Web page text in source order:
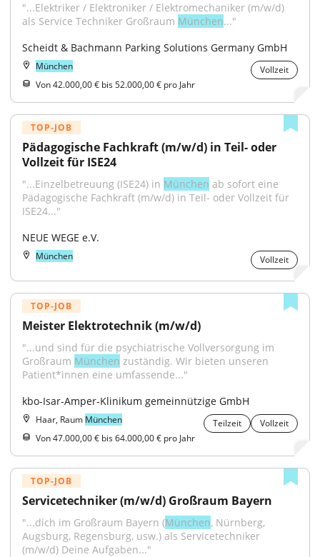
"...Elektriker / Elektroniker / Elektromechaniker (m/w/d)
als Service Techniker Großraum München..."
Scheidt & Bachmann Parking Solutions Germany GmbH
München
Vollzeit
Von 42.000,00 € bis 52.000,00 € pro Jahr
TOP-JOB
Pädagogische Fachkraft (m/w/d) in Teil- oder
Vollzeit für ISE24
"...Einzelbetreuung (ISE24) in München ab sofort eine
Pädagogische Fachkraft (m/w/d) in Teil- oder Vollzeit für
ISE24..."
NEUE WEGE e.V.
München Vollzeit
TOP-JOB
Meister Elektrotechnik (m/w/d)
"...und sind für die psychiatrische Vollversorgung im
Großraum München zuständig. Wir bieten unseren
Patient*innen eine umfassende..."
kbo-Isar-Amper-Klinikum gemeinnützige GmbH
Haar, Raum München Teilzeit
Vollzeit
Von 47.000,00 € bis 64.000,00 € pro Jahr
TOP-JOB
Servicetechniker (m/w/d) Großraum Bayern
"...dich im Großraum Bayern (München, Nürnberg,
Augsburg, Regensburg, usw.) als Servicetechniker
(m/w/d) Deine Aufgaben..."